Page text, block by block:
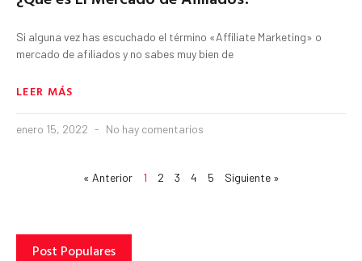
Si alguna vez has escuchado el término «Affiliate Marketing» o
mercado de afiliados y no sabes muy bien de
LEER MÁS
enero 15, 2022 No hay comentarios
« Anterior 1 2 3 4 5 Siguiente »
Post Populares